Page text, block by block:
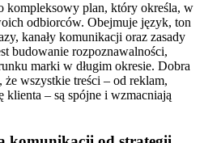
kompleksowy plan, który określa, w
odbiorców. Obejmuje język, ton
kanały komunikacji oraz zasady
budowanie rozpoznawalności,
marki w długim okresie. Dobra
wszystkie treści – od reklam,
klienta – są spójne i wzmacniają